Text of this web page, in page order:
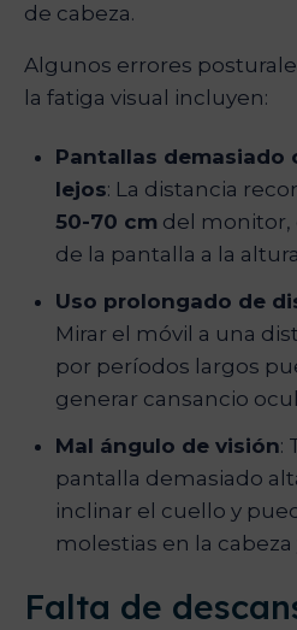
de cabeza.
Algunos errores
la fatiga visual incluyen:
Pantallas demasiado
lejos: La distancia
50-70 cm del monitor,
de la pantalla a la
Uso prolongado de
Mirar el móvil a una
por períodos largos
generar cansancio
Mal ángulo de visión:
pantalla demasiado
inclinar el cuello y
molestias en la cabeza
Falta de